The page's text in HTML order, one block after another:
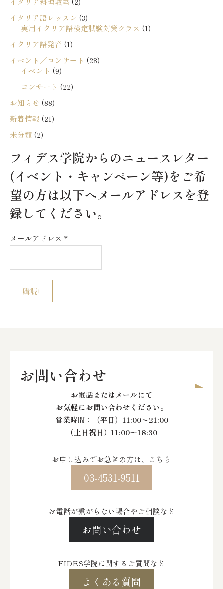
イタリア語レッスン (3)
実用イタリア語検定試験対策クラス (1)
イタリア語発音 (1)
イベント／コンサート (28)
イベント (9)
コンサート (22)
お知らせ (88)
新着情報 (21)
未分類 (2)
フィデス学院からのニュースレター
(イベント・キャンペーン等)をご希
望の方は以下へメールアドレスを登
録してください。
メールアドレス *
お問い合わせ
お電話またはメールにて
お気軽にお問い合わせください。
営業時間：
（平日）11:00〜21:00
（土日祝日）11:00〜18:30
お申し込みでお急ぎの方は、こちら
03-4531-9511
お電話が繋がらない場合やご相談など
お問い合わせ
FIDES学院に関するご質問など
よくある質問